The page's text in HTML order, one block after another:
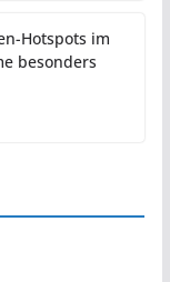
Hotspots im
besonders